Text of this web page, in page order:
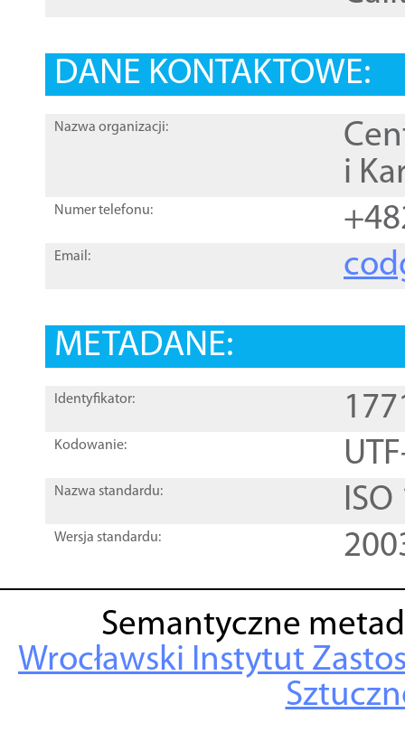
DANE KONTAKTOWE:
Nazwa organizacji:
i
Numer telefonu:
Email:
METADANE:
Identyfikator:
Kodowanie:
Nazwa standardu:
Wersja standardu:
Semantyczne
Wrocławski Instytut